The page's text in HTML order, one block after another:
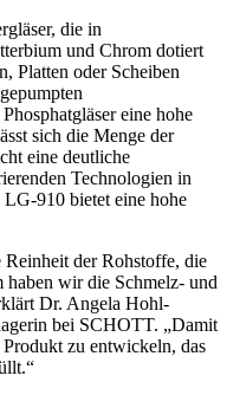
die in
und Chrom dotiert
Platten oder Scheiben
eine hohe
sich die Menge der
eine deutliche
Technologien in
LG-910 bietet eine hohe
der Rohstoffe, die
wir die Schmelz- und
Dr. Angela Hohl-
bei SCHOTT. „Damit
zu entwickeln, das